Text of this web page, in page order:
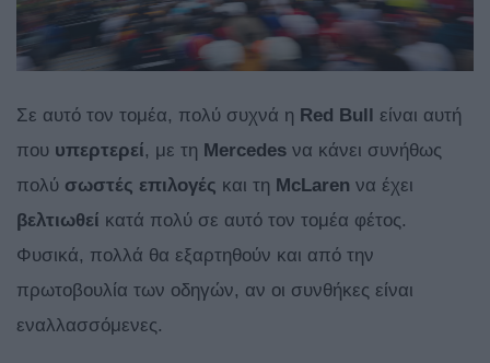
Σε αυτό τον τομέα, πολύ συχνά η Red Bull είναι αυτή
που υπερτερεί, με τη Mercedes να κάνει συνήθως
πολύ σωστές επιλογές και τη McLaren να έχει
βελτιωθεί κατά πολύ σε αυτό τον τομέα φέτος.
Φυσικά, πολλά θα εξαρτηθούν και από την
πρωτοβουλία των οδηγών, αν οι συνθήκες είναι
εναλλασσόμενες.